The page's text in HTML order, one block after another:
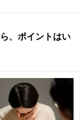
、ポイントはい